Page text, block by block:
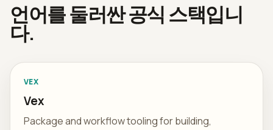
언어를 둘러싼 공식 스택입니
다.
VEX
Vex
Package and workflow tooling for building,